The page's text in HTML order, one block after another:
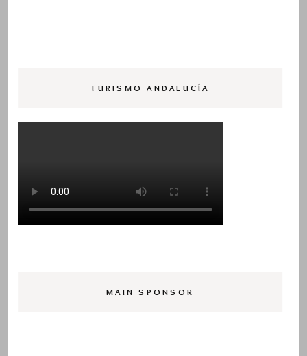
TURISMO ANDALUCÍA
MAIN SPONSOR